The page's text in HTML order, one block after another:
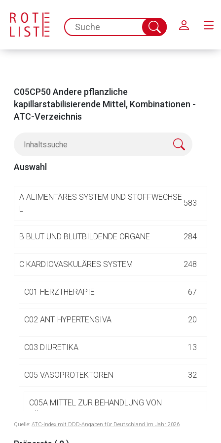
spc.search.input.placeholder
Suche
abschicken
C05CP50 Andere pflanzliche
kapillarstabilisierende Mittel, Kombinationen -
ATC-Verzeichnis
Auswahl
A ALIMENTÄRES SYSTEM UND STOFFWECHSE
L
583
B BLUT UND BLUTBILDENDE ORGANE 284
C KARDIOVASKULÄRES SYSTEM 248
C01 HERZTHERAPIE 67
C02 ANTIHYPERTENSIVA 20
C03 DIURETIKA 13
C05 VASOPROTEKTOREN 32
C05A MITTEL ZUR BEHANDLUNG VON
TOPISCHEN ANWENDUNG
Quelle: ATC-Index mit DDD-Angaben für Deutschland im Jahr 2026
Der von Ihnen aufgerufene Link öffnet eine externe Web-
Betreiber verantwortlich. Ebenso gelten dort ggf. andere